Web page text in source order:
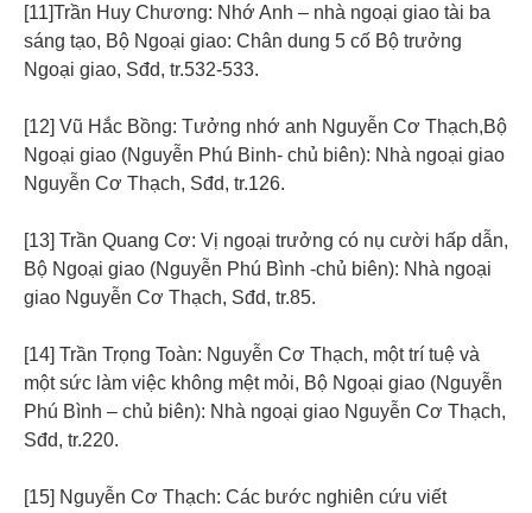
[11]Trần Huy Chương: Nhớ Anh – nhà ngoại giao tài ba
sáng tạo, Bộ Ngoại giao: Chân dung 5 cố Bộ trưởng
Ngoại giao, Sđd, tr.532-533.
[12] Vũ Hắc Bồng: Tưởng nhớ anh Nguyễn Cơ Thạch,Bộ
Ngoại giao (Nguyễn Phú Binh- chủ biên): Nhà ngoại giao
Nguyễn Cơ Thạch, Sđd, tr.126.
[13] Trần Quang Cơ: Vị ngoại trưởng có nụ cười hấp dẫn,
Bộ Ngoại giao (Nguyễn Phú Bình -chủ biên): Nhà ngoại
giao Nguyễn Cơ Thạch, Sđd, tr.85.
[14] Trần Trọng Toàn: Nguyễn Cơ Thạch, một trí tuệ và
một sức làm việc không mệt mỏi, Bộ Ngoại giao (Nguyễn
Phú Bình – chủ biên): Nhà ngoại giao Nguyễn Cơ Thạch,
Sđd, tr.220.
[15] Nguyễn Cơ Thạch: Các bước nghiên cứu viết